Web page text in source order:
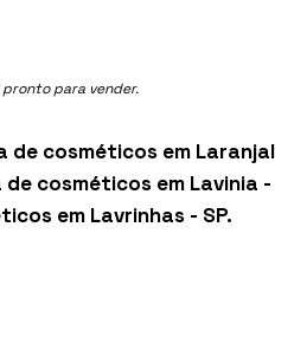
para vender.
de cosméticos em Laranjal
cosméticos em Lavinia -
em Lavrinhas - SP.